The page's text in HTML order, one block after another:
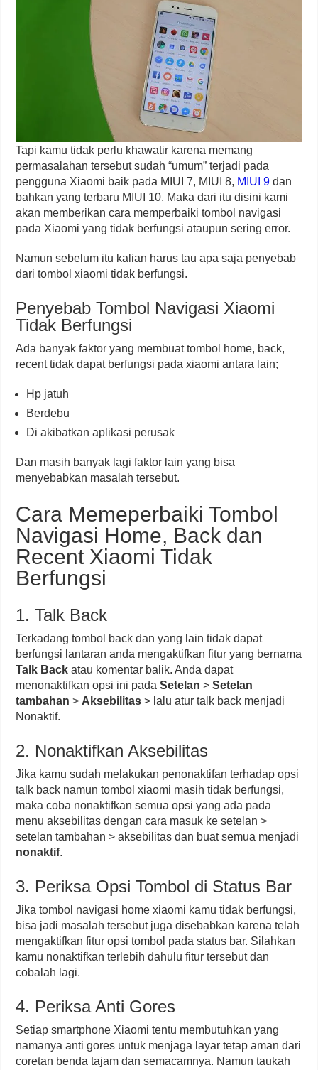
Tapi kamu tidak perlu khawatir karena memang
permasalahan tersebut sudah “umum” terjadi pada
pengguna Xiaomi baik pada MIUI 7, MIUI 8, MIUI 9 dan
bahkan yang terbaru MIUI 10. Maka dari itu disini kami
akan memberikan cara memperbaiki tombol navigasi
pada Xiaomi yang tidak berfungsi ataupun sering error.
Namun sebelum itu kalian harus tau apa saja penyebab
dari tombol xiaomi tidak berfungsi.
Penyebab Tombol Navigasi Xiaomi
Tidak Berfungsi
Ada banyak faktor yang membuat tombol home, back,
recent tidak dapat berfungsi pada xiaomi antara lain;
Hp jatuh
Berdebu
Di akibatkan aplikasi perusak
Dan masih banyak lagi faktor lain yang bisa
menyebabkan masalah tersebut.
Cara Memeperbaiki Tombol
Navigasi Home, Back dan
Recent Xiaomi Tidak
Berfungsi
1. Talk Back
Terkadang tombol back dan yang lain tidak dapat
berfungsi lantaran anda mengaktifkan fitur yang bernama
Talk Back atau komentar balik. Anda dapat
menonaktifkan opsi ini padaSetelan >Setelan
tambahan > Aksebilitas > lalu atur talk back menjadi
Nonaktif.
2. Nonaktifkan Aksebilitas
Jika kamu sudah melakukan penonaktifan terhadap opsi
talk back namun tombol xiaomi masih tidak berfungsi,
maka coba nonaktifkan semua opsi yang ada pada
menu aksebilitas dengan cara masuk ke setelan >
setelan tambahan > aksebilitas dan buat semua menjadi
nonaktif.
3. Periksa Opsi Tombol di Status Bar
Jika tombol navigasi home xiaomi kamu tidak berfungsi,
bisa jadi masalah tersebut juga disebabkan karena telah
mengaktifkan fitur opsi tombol pada status bar. Silahkan
kamu nonaktifkan terlebih dahulu fitur tersebut dan
cobalah lagi.
4. Periksa Anti Gores
Setiap smartphone Xiaomi tentu membutuhkan yang
namanya anti gores untuk menjaga layar tetap aman dari
coretan benda tajam dan semacamnya. Namun taukah